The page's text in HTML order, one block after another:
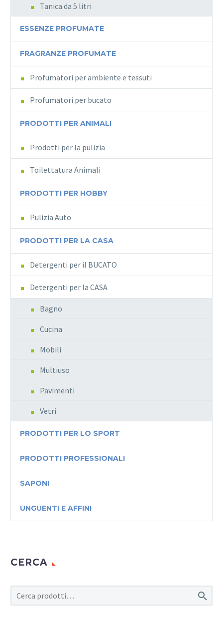
Tanica da 5 litri
ESSENZE PROFUMATE
FRAGRANZE PROFUMATE
Profumatori per ambiente e tessuti
Profumatori per bucato
PRODOTTI PER ANIMALI
Prodotti per la pulizia
Toilettatura Animali
PRODOTTI PER HOBBY
Pulizia Auto
PRODOTTI PER LA CASA
Detergenti per il BUCATO
Detergenti per la CASA
Bagno
Cucina
Mobili
Multiuso
Pavimenti
Vetri
PRODOTTI PER LO SPORT
PRODOTTI PROFESSIONALI
SAPONI
UNGUENTI E AFFINI
CERCA
